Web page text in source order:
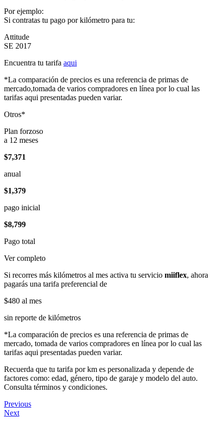
Por ejemplo:
Si contratas tu pago por kilómetro para tu:
Attitude
SE 2017
Encuentra tu tarifa aqui
*La comparación de precios es una referencia de primas de
mercado,tomada de varios compradores en línea por lo cual las
tarifas aqui presentadas pueden variar.
Otros*
Plan forzoso
a 12 meses
$7,371
anual
$1,379
pago inicial
$8,799
Pago total
Ver completo
Si recorres más kilómetros al mes activa tu servicio miiflex, ahora
pagarás una tarifa preferencial de
$480 al mes
sin reporte de kilómetros
*La comparación de precios es una referencia de primas de
mercado, tomada de varios compradores en línea por lo cual las
tarifas aqui presentadas pueden variar.
Recuerda que tu tarifa por km es personalizada y depende de
factores como: edad, género, tipo de garaje y modelo del auto.
Consulta términos y condiciones.
Previous
Next